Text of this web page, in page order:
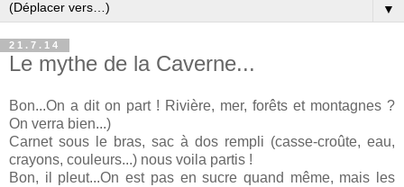
▼
21.7.14
Le mythe de la Caverne...
Bon...On a dit on part ! Rivière, mer, forêts et montagnes ?
On verra bien...)
Carnet sous le bras, sac à dos rempli (casse-croûte, eau,
crayons, couleurs...) nous voila partis !
Bon, il pleut...On est pas en sucre quand même, mais les